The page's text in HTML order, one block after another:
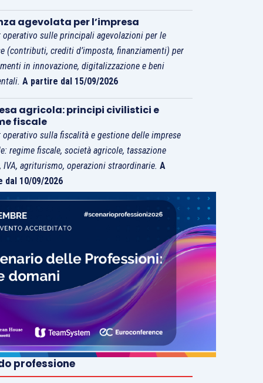
agevolata per l’impresa
operativo sulle principali agevolazioni per le
(contributi, crediti d’imposta, finanziamenti) per
in innovazione, digitalizzazione e beni
A partire dal 15/09/2026
agricola: principi civilistici e
fiscale
operativo sulla fiscalità e gestione delle imprese
regime fiscale, società agricole, tassazione
IVA, agriturismo, operazioni straordinarie.A
dal 10/09/2026
professione